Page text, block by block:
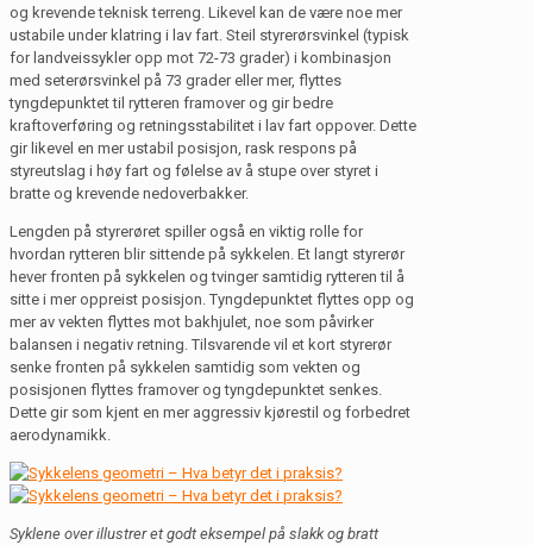
og krevende teknisk terreng. Likevel kan de være noe mer
ustabile under klatring i lav fart. Steil styrerørsvinkel (typisk
for landveissykler opp mot 72-73 grader) i kombinasjon
med seterørsvinkel på 73 grader eller mer, flyttes
tyngdepunktet til rytteren framover og gir bedre
kraftoverføring og retningsstabilitet i lav fart oppover. Dette
gir likevel en mer ustabil posisjon, rask respons på
styreutslag i høy fart og følelse av å stupe over styret i
bratte og krevende nedoverbakker.
Lengden på styrerøret spiller også en viktig rolle for
hvordan rytteren blir sittende på sykkelen. Et langt styrerør
hever fronten på sykkelen og tvinger samtidig rytteren til å
sitte i mer oppreist posisjon. Tyngdepunktet flyttes opp og
mer av vekten flyttes mot bakhjulet, noe som påvirker
balansen i negativ retning. Tilsvarende vil et kort styrerør
senke fronten på sykkelen samtidig som vekten og
posisjonen flyttes framover og tyngdepunktet senkes.
Dette gir som kjent en mer aggressiv kjørestil og forbedret
aerodynamikk.
Syklene over illustrer et godt eksempel på slakk og bratt